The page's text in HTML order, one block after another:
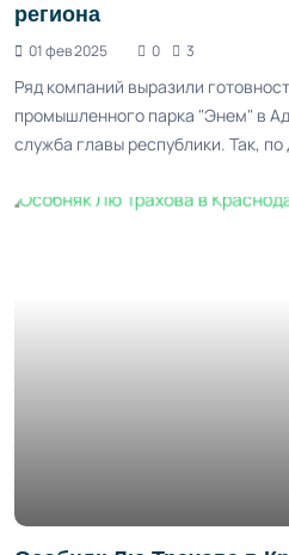
региона
01 фев 2025 0 3
Ряд компаний выразили
промышленного парка "Энем" в
служба главы республики. Так,